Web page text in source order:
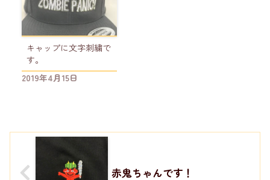
キャップに文字刺繍で
す。
2019年4月15日
赤鬼ちゃんです！